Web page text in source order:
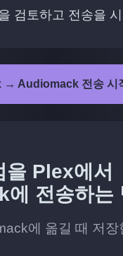
검토하고 전송을
→ Audiomack 전송 시
을 Plex에서
전송하는
에 옮길 때 저장